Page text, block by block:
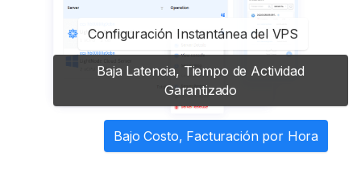
Configuración Instantánea del VPS
Baja Latencia, Tiempo de Actividad
Garantizado
Bajo Costo, Facturación por Hora